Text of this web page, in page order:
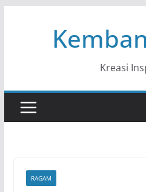
Kreasi
RAGAM